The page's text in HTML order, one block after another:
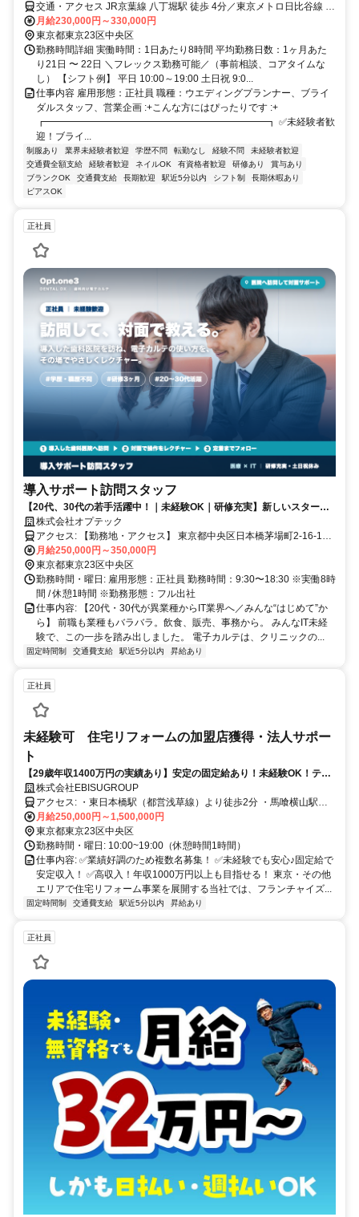
交通・アクセス JR京葉線 八丁堀駅 徒歩 4分／東京メトロ日比谷線 八
丁堀駅 徒歩5分
月給230,000円～330,000円
東京都東京23区中央区
勤務時間詳細 実働時間：1日あたり8時間 平均勤務日数：1ヶ月あた
り21日 〜 22日 ＼フレックス勤務可能／（事前相談、コアタイムな
し） 【シフト例】 平日 10:00～19:00 土日祝 9:0...
仕事内容 雇用形態：正社員 職種：ウエディングプランナー、ブライ
ダルスタッフ、営業企画 :+こんな方にはぴったりです :+
┏━━━━━━━━━━━━━━━━━━━━━━━┓ ✅未経験者歓
迎！ブライ...
制服あり 業界未経験者歓迎 学歴不問 転勤なし 経験不問
未経験者歓迎
交通費全額支給
経験者歓迎 ネイルOK 有資格者歓迎 研修あり
賞与あり
ブランクOK
交通費支給 長期歓迎 駅近5分以内 シフト制
長期休暇あり
ピアスOK
正社員
導入サポート訪問スタッフ
【20代、30代の若手活躍中！｜未経験OK｜研修充実】新しいスタート
を、いちばん近くで支える。｜土日祝休み
株式会社オプテック
アクセス: 【勤務地・アクセス】 東京都中央区日本橋茅場町2-16-12
デンタルランド ・東京メトロ 茅場町駅 1番出口から徒歩約1分 ・東京
メトロ日比谷線 茅場町駅 2番出口より徒歩2分 ・東京メトロ東西線 茅
場町駅 12番出口より徒歩6分
月給250,000円～350,000円
東京都東京23区中央区
勤務時間・曜日: 雇用形態：正社員 勤務時間：9:30〜18:30 ※実働8時
間 / 休憩1時間 ※勤務形態：フル出社
仕事内容: 【20代・30代が異業種からIT業界へ／みんな“はじめて”か
ら】 前職も業種もバラバラ。飲食、販売、事務から。 みんなIT未経
験で、この一歩を踏み出しました。 電子カルテは、クリニックの...
固定時間制 交通費支給 駅近5分以内 昇給あり
正社員
未経験可 住宅リフォームの加盟店獲得・法人サポー
ト
【29歳年収1400万円の実績あり】安定の固定給あり！未経験OK！テレ
アポなし！事業拡大のため、複数名募集！20～50代活躍中！
株式会社EBISUGROUP
アクセス: ・東日本橋駅（都営浅草線）より徒歩2分 ・馬喰横山駅
（都営新宿線）より徒歩4分 ・馬喰町駅（JR総武本線）より徒歩3分
月給250,000円～1,500,000円
東京都東京23区中央区
勤務時間・曜日: 10:00~19:00（休憩時間1時間）
仕事内容: ✅業績好調のため複数名募集！ ✅未経験でも安心♪固定給で
安定収入！ ✅高収入！年収1000万円以上も目指せる！ 東京・その他
エリアで住宅リフォーム事業を展開する当社では、フランチャイズ...
固定時間制 交通費支給 駅近5分以内 昇給あり
正社員